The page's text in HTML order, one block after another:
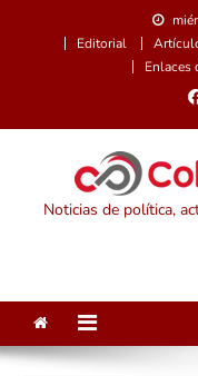
Editorial
Enlaces
Noticias de política,